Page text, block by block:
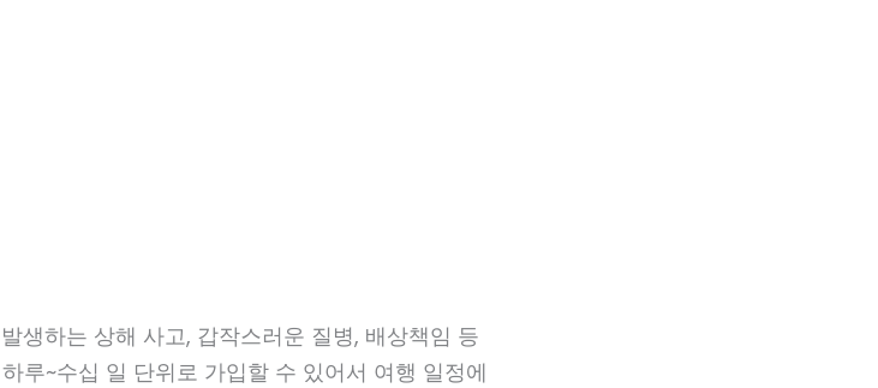
생하는 상해 사고, 갑작스러운 질병, 배상책임 등
루~수십 일 단위로 가입할 수 있어서 여행 일정에